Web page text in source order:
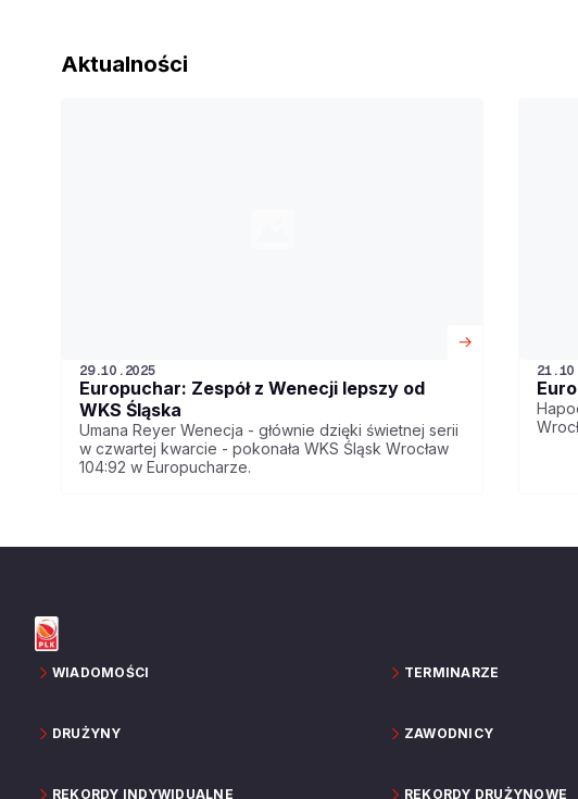
Aktualności
29.10.2025
Europuchar: Zespół z Wenecji lepszy od
WKS Śląska
Umana Reyer Wenecja - głównie dzięki świetnej serii
w czwartej kwarcie - pokonała WKS Śląsk Wrocław
104:92 w Europucharze.
WIADOMOŚCI TERMINARZE
DRUŻYNY ZAWODNICY
REKORDY INDYWIDUALNE REKORDY DRUŻYNOWE